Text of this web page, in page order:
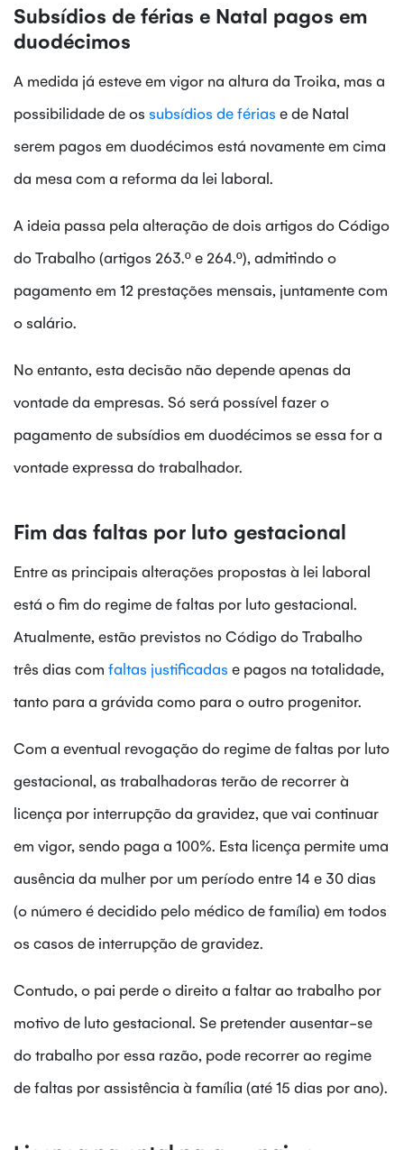
Subsídios de férias e Natal pagos em
duodécimos
A medida já esteve em vigor na altura da Troika, mas a
possibilidade de os subsídios de férias e de Natal
serem pagos em duodécimos está novamente em cima
da mesa com a reforma da lei laboral.
A ideia passa pela alteração de dois artigos do Código
do Trabalho (artigos 263.º e 264.º), admitindo o
pagamento em 12 prestações mensais, juntamente com
o salário.
No entanto, esta decisão não depende apenas da
vontade da empresas. Só será possível fazer o
pagamento de subsídios em duodécimos se essa for a
vontade expressa do trabalhador.
Fim das faltas por luto gestacional
Entre as principais alterações propostas à lei laboral
está o fim do regime de faltas por luto gestacional.
Atualmente, estão previstos no Código do Trabalho
três dias com faltas justificadas e pagos na totalidade,
tanto para a grávida como para o outro progenitor.
Com a eventual revogação do regime de faltas por luto
gestacional, as trabalhadoras terão de recorrer à
licença por interrupção da gravidez, que vai continuar
em vigor, sendo paga a 100%. Esta licença permite uma
ausência da mulher por um período entre 14 e 30 dias
(o número é decidido pelo médico de família) em todos
os casos de interrupção de gravidez.
Contudo, o pai perde o direito a faltar ao trabalho por
motivo de luto gestacional. Se pretender ausentar-se
do trabalho por essa razão, pode recorrer ao regime
de faltas por assistência à família (até 15 dias por ano).